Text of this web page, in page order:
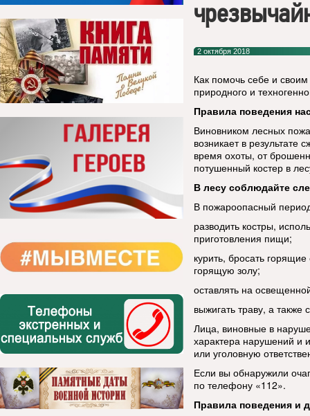
2 октября 2018
Как помочь себе и
природного и
Правила поведения
Виновником лесных
возникает в результате
время охоты, от
потушенный костер в
В лесу соблюдайте
В пожароопасный
разводить костры,
приготовления пищи;
курить, бросать
горящую золу;
оставлять на
выжигать траву, а также
Лица, виновные в
характера нарушений и
или уголовную
Если вы обнаружили
по телефону «112».
Правила поведения и